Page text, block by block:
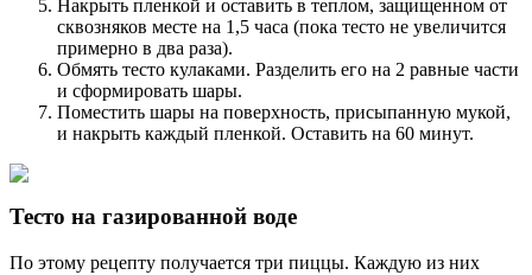
Накрыть пленкой и оставить в теплом, защищенном от
сквозняков месте на 1,5 часа (пока тесто не увеличится
примерно в два раза).
Обмять тесто кулаками. Разделить его на 2 равные части
и сформировать шары.
Поместить шары на поверхность, присыпанную мукой,
и накрыть каждый пленкой. Оставить на 60 минут.
Тесто на газированной воде
По этому рецепту получается три пиццы. Каждую из них